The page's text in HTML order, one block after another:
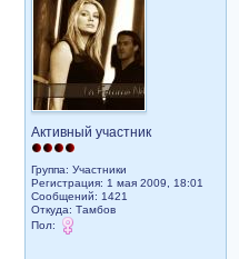
Активный участник
Группа: Участники
Регистрация: 1 мая 2009, 18:01
Сообщений: 1421
Откуда: Тамбов
Пол: